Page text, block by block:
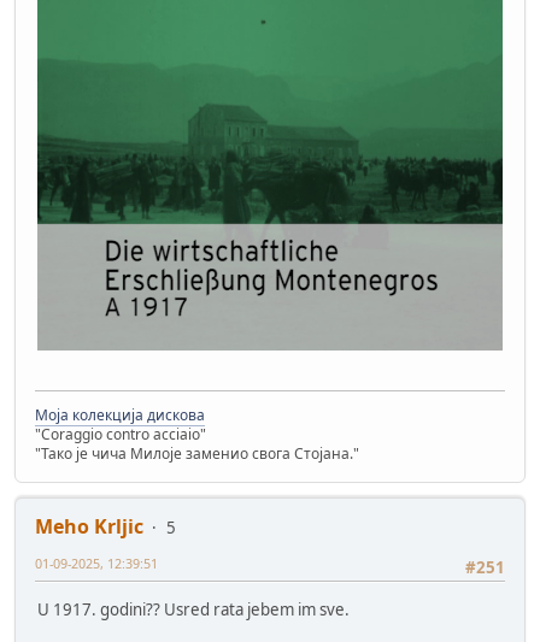
Моја колекција дискова
"Coraggio contro acciaio"
"Тако је чича Милоје заменио свога Стојана."
Meho Krljic
5
#251
01-09-2025, 12:39:51
U 1917. godini?? Usred rata jebem im sve.